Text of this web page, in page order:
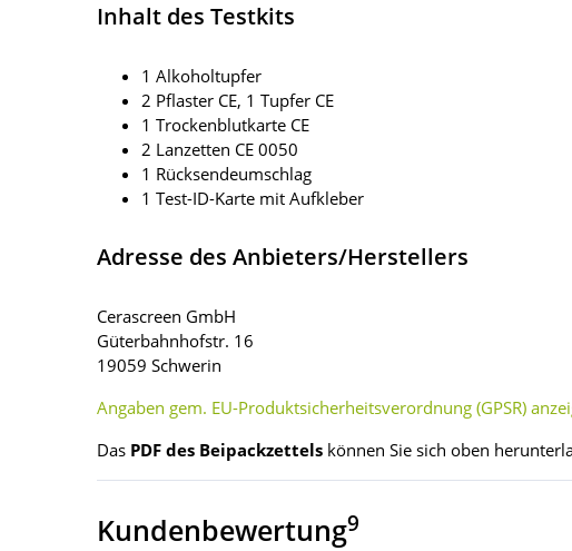
Inhalt des Testkits
1 Alkoholtupfer
2 Pflaster CE, 1 Tupfer CE
1 Trockenblutkarte CE
2 Lanzetten CE 0050
1 Rücksendeumschlag
1 Test-ID-Karte mit Aufkleber
Adresse des Anbieters/Herstellers
Cerascreen GmbH
Güterbahnhofstr. 16
19059 Schwerin
Angaben gem. EU-Produktsicherheitsverordnung (GPSR)
Das PDF des Beipackzettels können Sie sich oben
Kundenbewertung9